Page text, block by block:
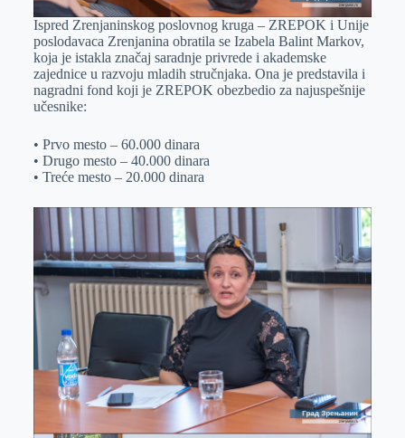
Ispred Zrenjaninskog poslovnog kruga – ZREPOK i Unije
poslodavaca Zrenjanina obratila se Izabela Balint Markov,
koja je istakla značaj saradnje privrede i akademske
zajednice u razvoju mladih stručnjaka. Ona je predstavila i
nagradni fond koji je ZREPOK obezbedio za najuspešnije
učesnike:
• Prvo mesto – 60.000 dinara
• Drugo mesto – 40.000 dinara
• Treće mesto – 20.000 dinara